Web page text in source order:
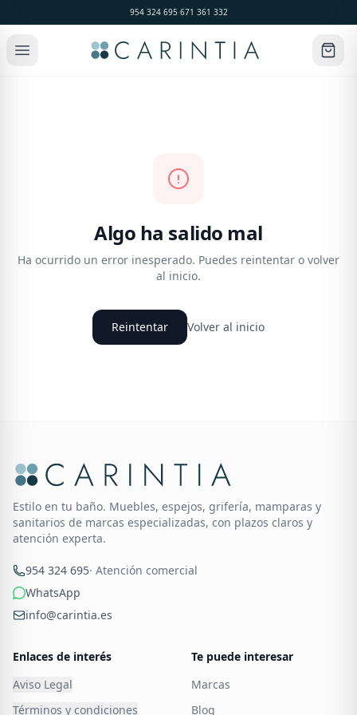
954 324 695·671 361 332
Algo ha salido mal
Ha ocurrido un error inesperado. Puedes reintentar o volver
al inicio.
Reintentar Volver al inicio
Estilo en tu baño. Muebles, espejos, grifería, mamparas y
sanitarios de marcas especializadas, con plazos claros y
atención experta.
954 324 695· Atención comercial
WhatsApp
info@carintia.es
Enlaces de interés
Aviso Legal
Términos y condiciones
Te puede interesar
Marcas
Blog